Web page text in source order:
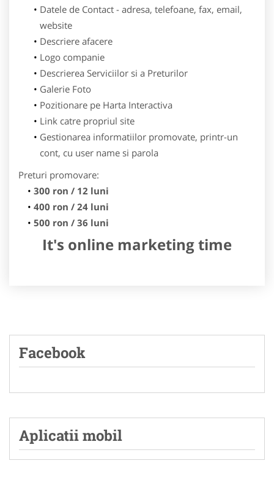
Datele de Contact - adresa, telefoane, fax, email,
website
Descriere afacere
Logo companie
Descrierea Serviciilor si a Preturilor
Galerie Foto
Pozitionare pe Harta Interactiva
Link catre propriul site
Gestionarea informatiilor promovate, printr-un
cont, cu user name si parola
Preturi promovare:
300 ron / 12 luni
400 ron / 24 luni
500 ron / 36 luni
It's online marketing time
Facebook
Aplicatii mobil